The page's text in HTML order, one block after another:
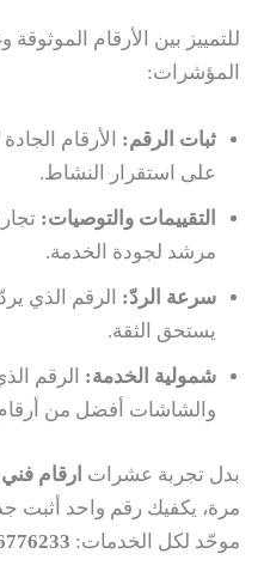
للتمييز بين الأرقام
المؤشرات:
ثبات الرقم: الأرقام
على استقرار النشاط.
التقييمات والتوصيات:
مرشد لجودة الخدمة.
سرعة الردّ: الرقم الذي
يستحق الثقة.
شمولية الخدمة: الرقم
والشاشات أفضل من
بدل تجربة عشرات ارقام
مرة، يكفيك رقم واحد أثبت
موحّد لكل الخدمات: